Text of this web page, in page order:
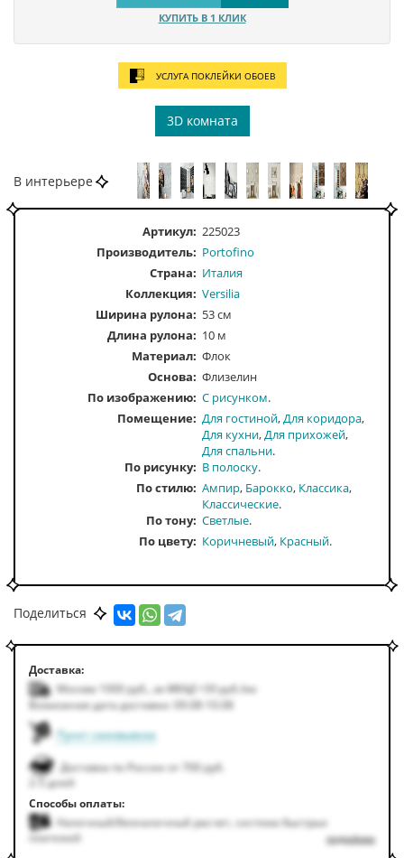
КУПИТЬ В 1 КЛИК
УСЛУГА ПОКЛЕЙКИ ОБОЕВ
3D комната
В интерьере
Артикул: 225023
Производитель: Portofino
Страна: Италия
Коллекция: Versilia
Ширина рулона: 53 см
Длина рулона: 10 м
Материал: Флок
Основа: Флизелин
По изображению С рисунком
Помещение Для гостиной Для коридора
Для кухни Для прихожей
Для спальни
По рисунку
В полоску
По стилю Ампир Барокко Классика
Классические
По тону Светлые
По цвету
Коричневый Красный
Поделиться
Доставка:
Москва 1000руб. за МКАД +50руб. /км
Возможная дата доставки: 09.08-10.08
Пункт самовывоза
Доставка по России от 700 руб.
2-5 дней
Способы оплаты:
Наличный/безналичный расчет, система быстрых
платежей
подробнее